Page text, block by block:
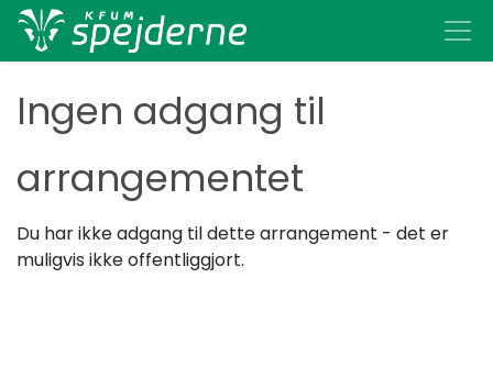
Ingen adgang til
arrangementet
Du har ikke adgang til dette arrangement - det er
muligvis ikke offentliggjort.